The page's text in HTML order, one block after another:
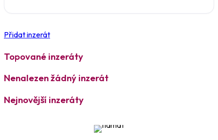
Přidat inzerát
Topované inzeráty
Nenalezen žádný inzerát
Nejnovější inzeráty